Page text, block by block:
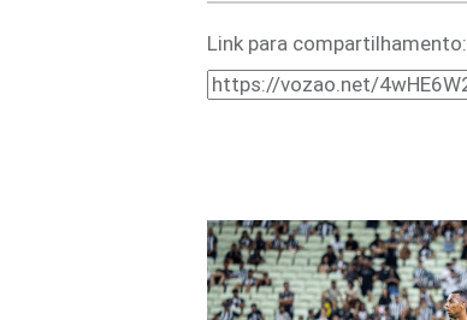
Link para compartilhamento: